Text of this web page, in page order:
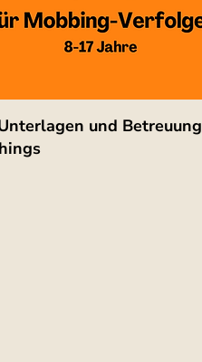
und Betreuung